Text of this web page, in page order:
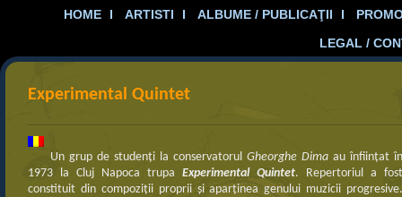
HOME ARTISTI ALBUME / PUBLICAŢII
LEGAL /
Experimental Quintet
Un grup de studenţi la conservatorul Gheorghe Dima au înfiinţat în
1973 la Cluj Napoca trupa Experimental Quintet. Repertoriul a fost
constituit din compoziţii proprii şi aparţinea genului muzicii progresive.